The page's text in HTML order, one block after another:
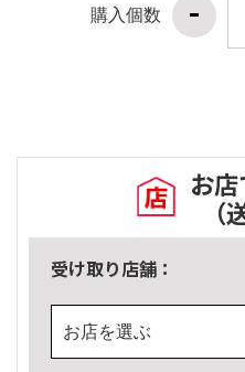
購入個数
お
（
受け取り店舗：
お店を選ぶ